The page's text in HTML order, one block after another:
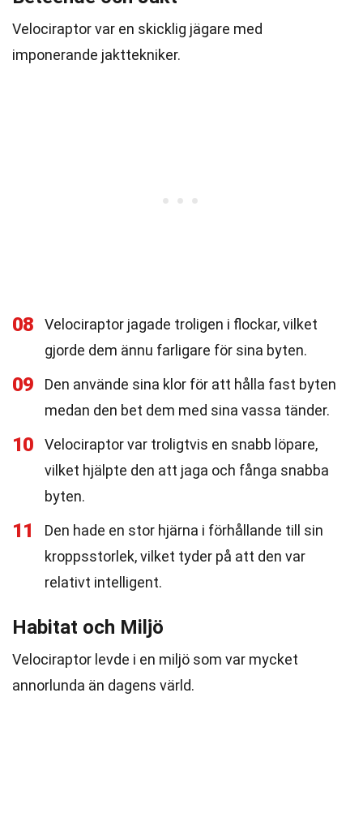
Velociraptor var en skicklig jägare med
imponerande jakttekniker.
08
Velociraptor jagade troligen i flockar, vilket
gjorde dem ännu farligare för sina byten.
09
Den använde sina klor för att hålla fast byten
medan den bet dem med sina vassa tänder.
10
Velociraptor var troligtvis en snabb löpare,
vilket hjälpte den att jaga och fånga snabba
byten.
11
Den hade en stor hjärna i förhållande till sin
kroppsstorlek, vilket tyder på att den var
relativt intelligent.
Habitat och Miljö
Velociraptor levde i en miljö som var mycket
annorlunda än dagens värld.